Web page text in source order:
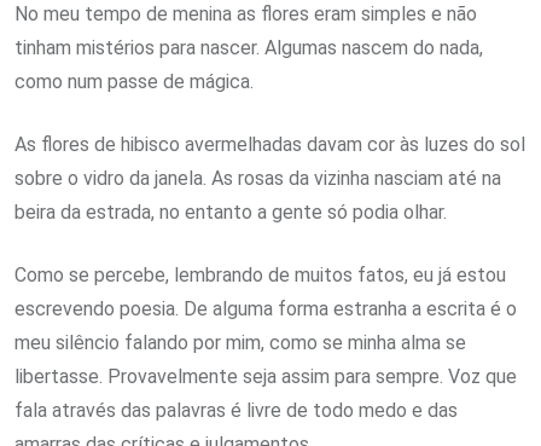
No meu tempo de menina as flores eram simples e não
tinham mistérios para nascer. Algumas nascem do nada,
como num passe de mágica.
As flores de hibisco avermelhadas davam cor às luzes do sol
sobre o vidro da janela. As rosas da vizinha nasciam até na
beira da estrada, no entanto a gente só podia olhar.
Como se percebe, lembrando de muitos fatos, eu já estou
escrevendo poesia. De alguma forma estranha a escrita é o
meu silêncio falando por mim, como se minha alma se
libertasse. Provavelmente seja assim para sempre. Voz que
fala através das palavras é livre de todo medo e das